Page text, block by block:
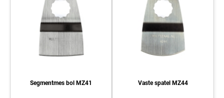
Segmentmes bol MZ41 Vaste spatel MZ44